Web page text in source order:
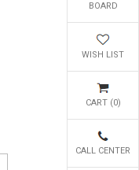
BOARD
WISH LIST
CART (0)
CALL CENTER